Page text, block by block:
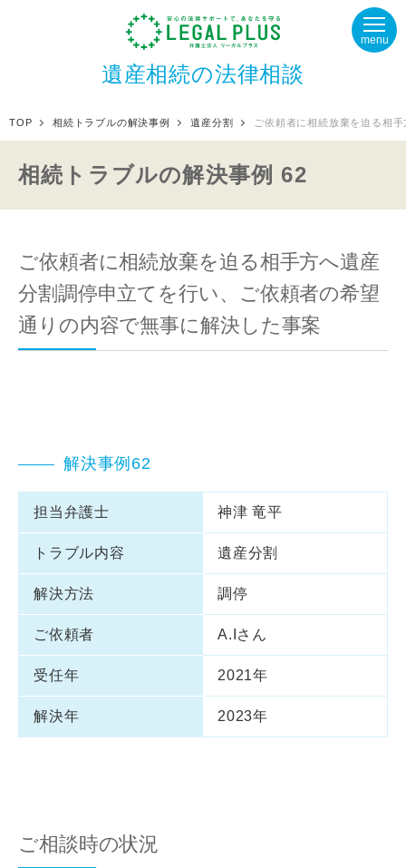
遺産相続の法律相談
menu
TOP 相続トラブルの解決事例 遺産分割 ご依頼者に相続放棄を迫る相
相続トラブルの解決事例 62
ご依頼者に相続放棄を迫る相手方へ遺産
分割調停申立てを行い、ご依頼者の希望
通りの内容で無事に解決した事案
解決事例62
担当弁護士 神津 竜平
トラブル内容 遺産分割
解決方法 調停
ご依頼者 A.Iさん
受任年 2021年
解決年 2023年
ご相談時の状況